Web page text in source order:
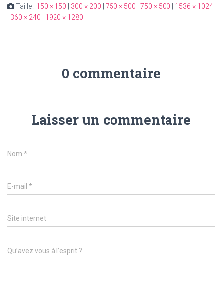
Taille : 150 × 150 300 × 200 750 × 500 750 × 500
1536 × 1024
360 × 240 1920 × 1280
0 commentaire
Laisser un commentaire
Nom *
E-mail *
Site internet
Qu’avez vous à l’esprit ?